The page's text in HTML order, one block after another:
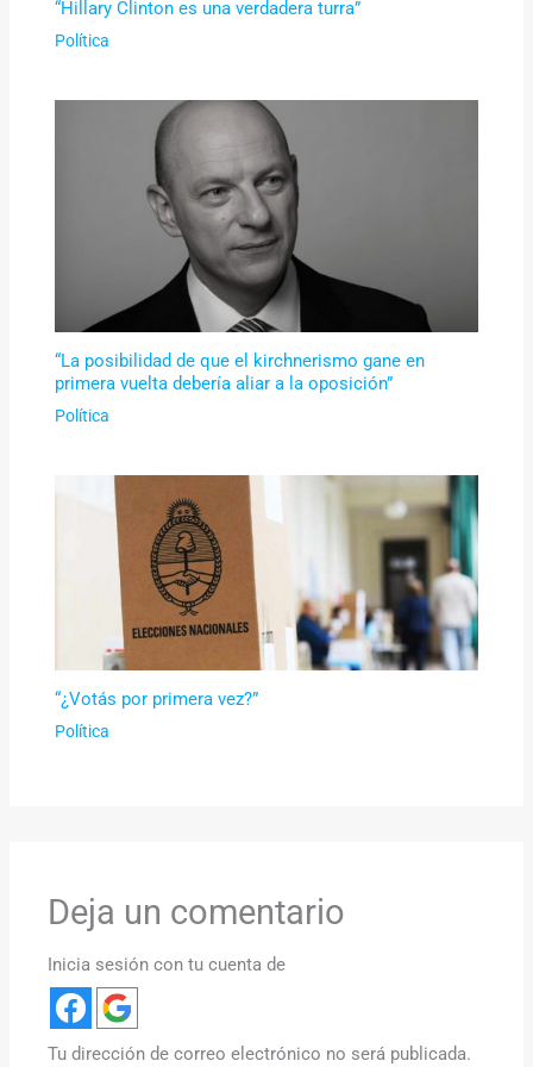
“Hillary Clinton es una verdadera turra”
Política
“La posibilidad de que el kirchnerismo gane en
primera vuelta debería aliar a la oposición”
Política
“¿Votás por primera vez?”
Política
Deja un comentario
Inicia sesión con tu cuenta de
Tu dirección de correo electrónico no será publicada.